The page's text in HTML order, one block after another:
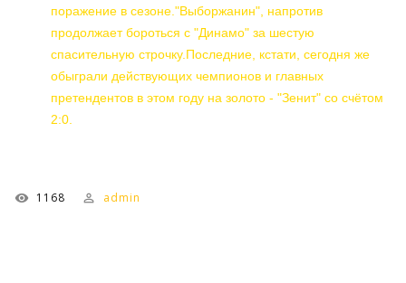
поражение в сезоне."Выборжанин", напротив
продолжает бороться с "Динамо" за шестую
спасительную строчку.Последние, кстати, сегодня же
обыграли действующих чемпионов и главных
претендентов в этом году на золото - "Зенит" со счётом
2:0.
1168 admin